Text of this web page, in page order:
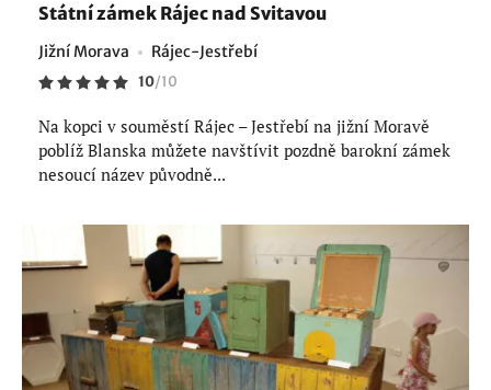
Státní zámek Rájec nad Svitavou
Jižní Morava Rájec-Jestřebí
10/10
Na kopci v souměstí Rájec – Jestřebí na jižní Moravě
poblíž Blanska můžete navštívit pozdně barokní zámek
nesoucí název původně...